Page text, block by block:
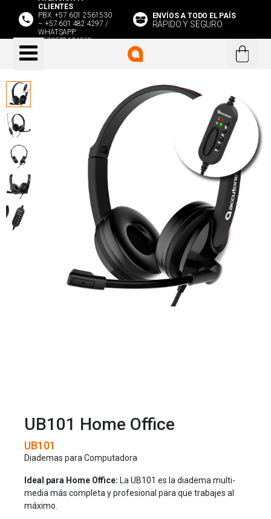
CLIENTES
PBX: +57 601 2561530
– +57 601 482 4297 /
WHATSAPP:
+573508634569
ENVÍOS A TODO EL PAÍS
RÁPIDO Y SEGURO
UB101 Home Office
UB101
Diademas para Computadora
Ideal para Home Office: La UB101 es la diadema multi-
media más completa y profesional para que trabajes al
máximo.